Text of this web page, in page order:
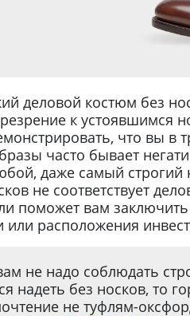
деловой костюм без
к устоявшимся
что вы в
часто бывает
даже самый строгий
не соответствует
поможет вам
расположения
не надо соблюдать
надеть без носков, то
не туфлям-